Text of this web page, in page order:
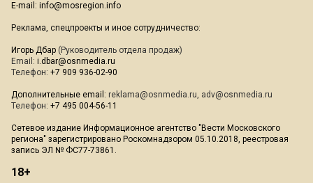
E-mail: info@mosregion.info
Реклама, спецпроекты и иное сотрудничество:
Игорь Дбар (Руководитель отдела продаж)
Email: i.dbar@osnmedia.ru
Телефон: +7 909 936-02-90
Дополнительные email: reklama@osnmedia.ru, adv@osnmedia.ru
Телефон: +7 495 004-56-11
Сетевое издание Информационное агентство "Вести Московского
региона" зарегистрировано Роскомнадзором 05.10.2018, реестровая
запись ЭЛ № ФС77-73861.
18+